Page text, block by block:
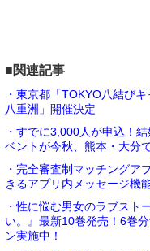
■関連記事
・東京都「TOKYO八結び
八重洲」開催決定
・すでに3,000人が申込！
ベントが今秋、熊本・大分
・完全審査制マッチングア
きるアプリ内メッセージ機
・性に悩む男女のラブスト
い。』最新10巻発売！6巻
ン実施中！